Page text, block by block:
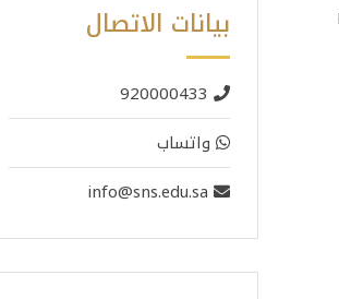
بيانات الاتصال
920000433
واتساب
info@sns.edu.sa